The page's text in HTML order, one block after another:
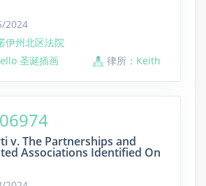
2024
伊州北区法院
圣诞插画 律所： Keith
v. The Partnerships and
Associations Identified On